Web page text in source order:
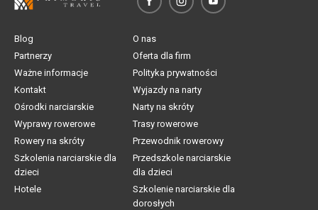
Blog
O nas
Partnerzy
Oferta dla firm
Ważne informacje
Polityka prywatności
Kontakt
Wyjazdy na narty
Ośrodki narciarskie
Narty na skróty
Wyprawy rowerowe
Trasy rowerowe
Rowery na skróty
Przewodnik rowerowy
Szkolenia narciarskie dla
dzieci
Przedszkole narciarskie
dla dzieci
Hotele
Szkolenie narciarskie dla
dorosłych